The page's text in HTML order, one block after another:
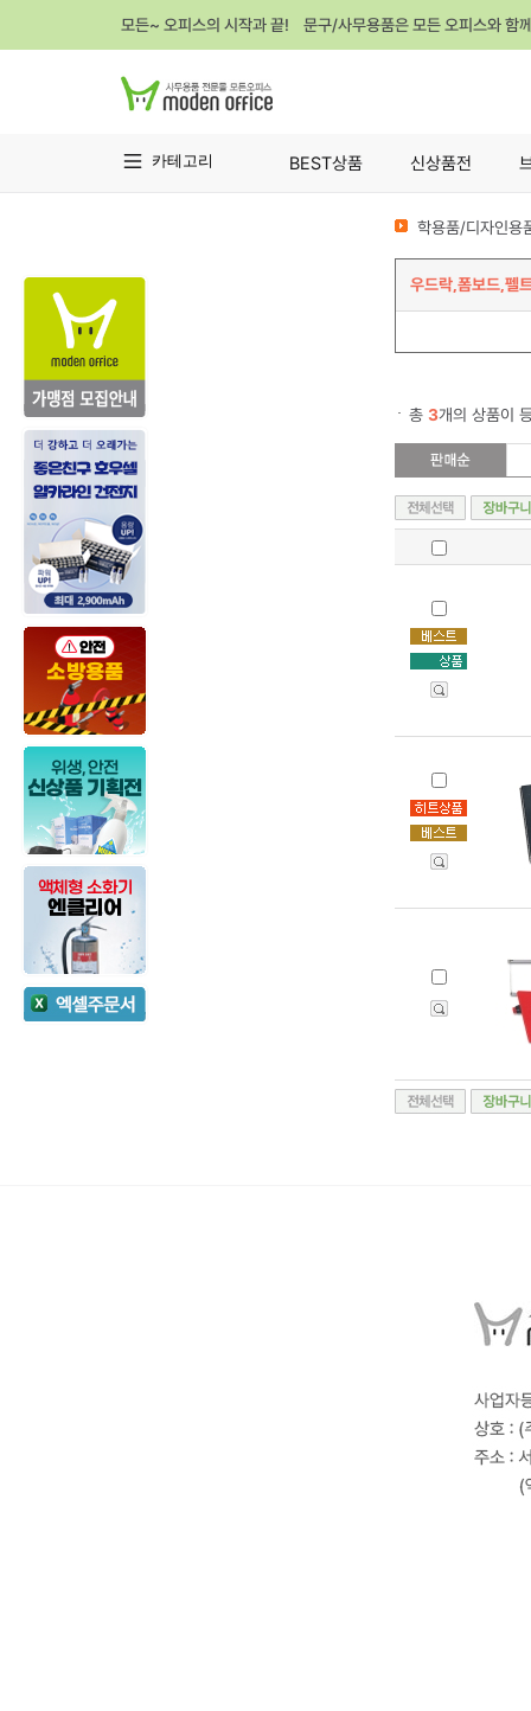
모든~ 오피스의 시작과 끝! 문구/사무용품은 모든 오피스와 함
카테고리 BEST상품 신상품전
학용품/디자인용
우드락,폼보드,펠
총 3개의 상품이